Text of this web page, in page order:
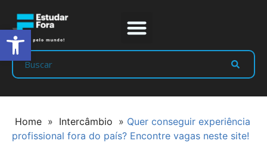
Home » Intercâmbio » Quer conseguir experiência
profissional fora do país? Encontre vagas neste site!
Abrir a barra de ferramentas